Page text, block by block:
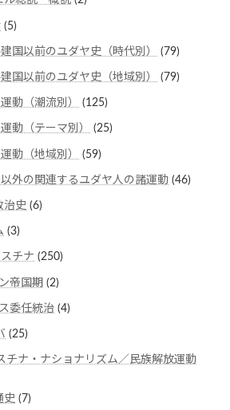
(5)
国以前のユダヤ史（時代別） (79)
国以前のユダヤ史（地域別） (79)
動（潮流別） (125)
動（テーマ別） (25)
動（地域別） (59)
外の関連するユダヤ人の諸運動 (46)
治史 (6)
(3)
チナ (250)
帝国期 (2)
委任統治 (4)
(25)
チナ・ナショナリズム／民族解放運動
史 (7)